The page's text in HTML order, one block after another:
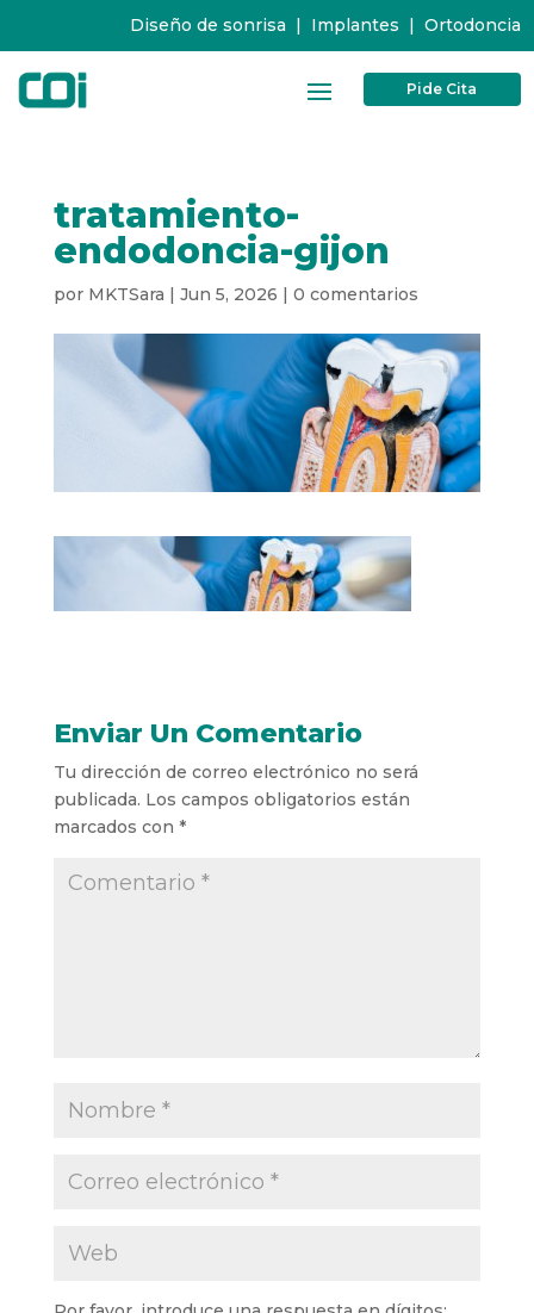
Diseño de sonrisa | Implantes | Ortodoncia
Pide Cita
tratamiento-
endodoncia-gijon
por MKTSara | Jun 5, 2026 | 0 comentarios
Enviar Un Comentario
Tu dirección de correo electrónico no será
publicada. Los campos obligatorios están
marcados con *